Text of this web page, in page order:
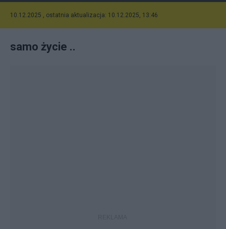
10.12.2025 , ostatnia aktualizacja: 10.12.2025, 13:46
samo życie ..